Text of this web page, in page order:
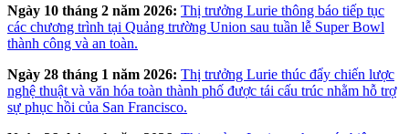
Ngày 10 tháng 2 năm 2026: Thị trưởng Lurie thông báo tiếp tục
các chương trình tại Quảng trường Union sau tuần lễ Super Bowl
thành công và an toàn.
Ngày 28 tháng 1 năm 2026: Thị trưởng Lurie thúc đẩy chiến lược
nghệ thuật và văn hóa toàn thành phố được tái cấu trúc nhằm hỗ trợ
sự phục hồi của San Francisco.